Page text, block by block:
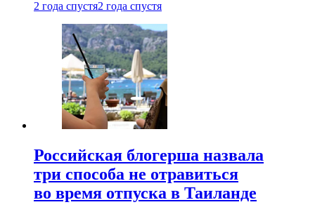
2 года спустя2 года спустя
Российская блогерша назвала
три способа не отравиться
во время отпуска в Таиланде